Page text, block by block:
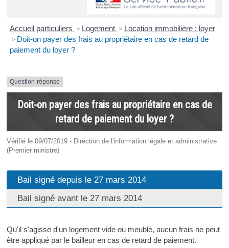
Accueil particuliers > Logement > Location immobilière : loyer
> Doit-on payer des frais au propriétaire en cas de retard de
paiement du loyer ?
Question-réponse
Doit-on payer des frais au propriétaire en cas de
retard de paiement du loyer ?
Vérifié le 09/07/2019 - Direction de l'information légale et administrative
(Premier ministre)
Bail signé depuis le 27 mars 2014
Bail signé avant le 27 mars 2014
Qu'il s'agisse d'un logement vide ou meublé, aucun frais ne peut
être appliqué par le bailleur en cas de retard de paiement.